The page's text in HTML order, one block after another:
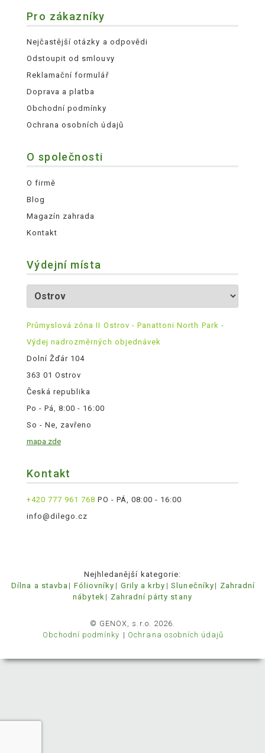
Pro zákazníky
Nejčastější otázky a odpovědi
Odstoupit od smlouvy
Reklamační formulář
Doprava a platba
Obchodní podmínky
Ochrana osobních údajů
O společnosti
O firmě
Blog
Magazín zahrada
Kontakt
Výdejní místa
Průmyslová zóna II Ostrov - Panattoni North Park -
Výdej nadrozměrných objednávek
Dolní Žďár 104
363 01 Ostrov
Česká republika
Po - Pá, 8:00 - 16:00
So - Ne, zavřeno
mapa zde
Kontakt
+420 777 961 768 PO - PÁ, 08:00 - 16:00
info@dilego.cz
Nejhledanější kategorie:
Dílna a stavba
Fóliovníky Grily a krby Slunečníky
Zahradní
nábytek
Zahradní párty stany
© GENOX, s.r.o. 2026.
Obchodní podmínky
Ochrana osobních údajů